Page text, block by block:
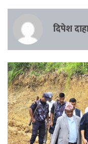
दिपेश